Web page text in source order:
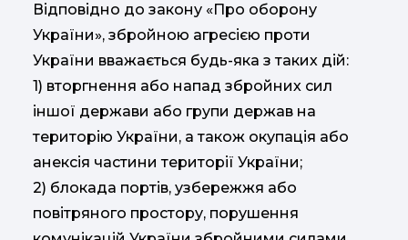
Відповідно до закону «Про оборону
України», збройною агресією проти
України вважається будь-яка з таких дій:
1) вторгнення або напад збройних сил
іншої держави або групи держав на
територію України, а також окупація або
анексія частини території України;
2) блокада портів, узбережжя або
повітряного простору, порушення